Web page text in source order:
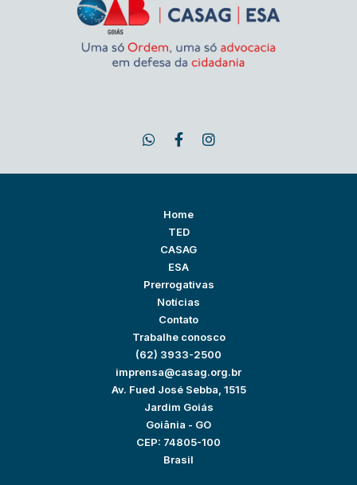
Home
TED
CASAG
ESA
Prerrogativas
Notícias
Contato
Trabalhe conosco
(62) 3933-2500
imprensa@casag.org.br
Av. Fued José Sebba, 1515
Jardim Goiás
Goiânia - GO
CEP: 74805-100
Brasil